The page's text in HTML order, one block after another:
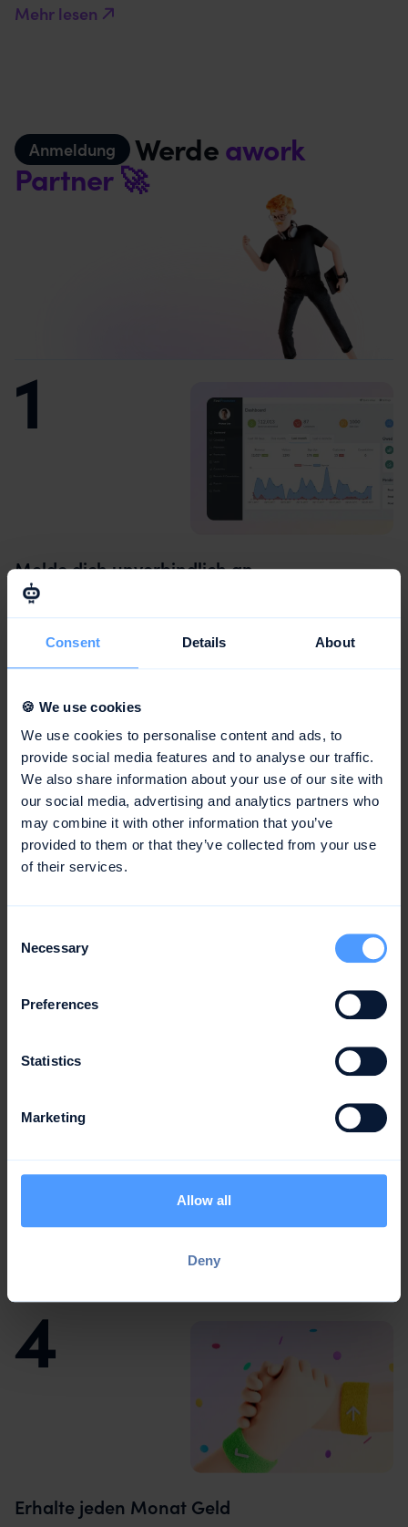
Consent Details About
🍪 We use cookies
We use cookies to personalise content and ads, to
provide social media features and to analyse our traffic.
We also share information about your use of our site with
our social media, advertising and analytics partners who
may combine it with other information that you’ve
provided to them or that they’ve collected from your use
of their services.
Selection
Necessary
Preferences
Statistics
Marketing
Allow all
Deny
Mehr lesen
Anmeldung Werdeawork
Partner 🚀
1
Melde dich unverbindlich an
Melde dich
Zugang zu deinem Dashboard zu erhalten.
2
Zugang zu Content & Community
bei.
3
oder baue individuelle Integrationen.
4
Erhalte jeden Monat Geld